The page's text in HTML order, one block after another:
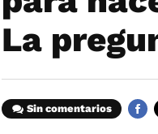
La
Sin comentarios